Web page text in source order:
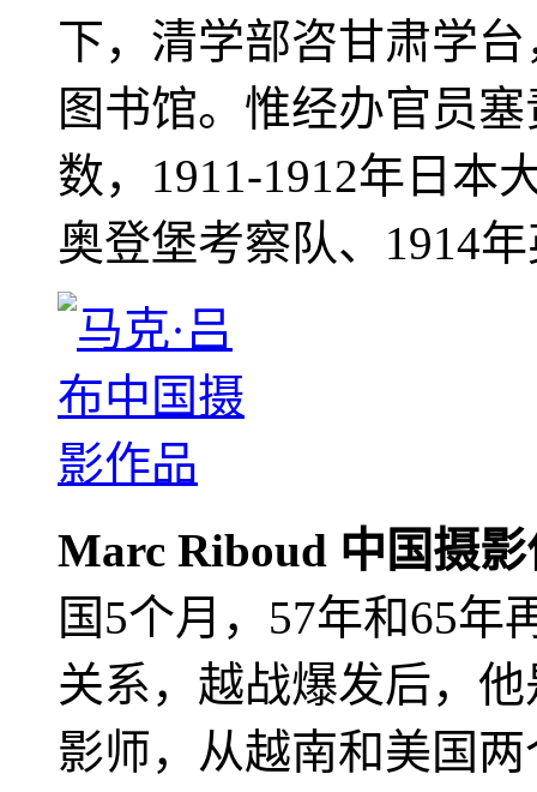
下，清学部咨甘肃学
图书馆。惟经办官员
数，1911-1912年日本
奥登堡考察队、1914
Marc Riboud 中国摄
国5个月，57年和65年
关系，越战爆发后，
影师，从越南和美国